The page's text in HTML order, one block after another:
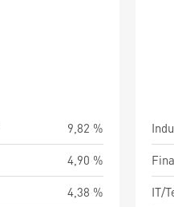
9,82 %
4,90 %
4,38 %
IT/